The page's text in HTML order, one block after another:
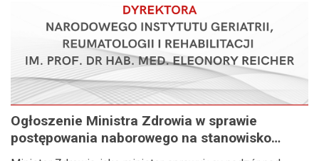
Ogłoszenie Ministra Zdrowia w sprawie
postępowania naborowego na stanowisko
Dyrektora Narodowego Instytutu Geriatrii,